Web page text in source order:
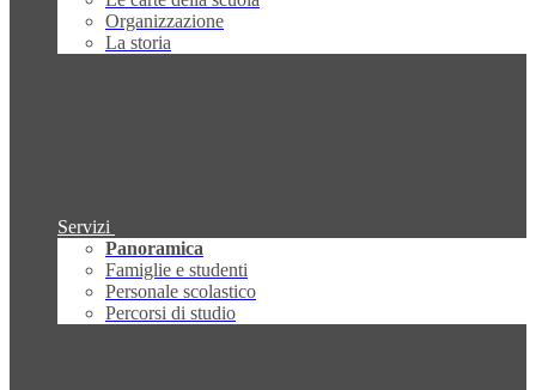
Organizzazione
La storia
Servizi
Panoramica
Famiglie e studenti
Personale scolastico
Percorsi di studio